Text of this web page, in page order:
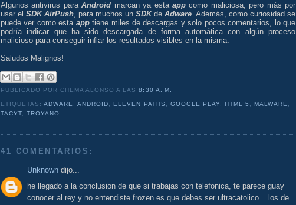
Algunos antivirus paraAndroid marcan ya esta appcomo maliciosa, pero más por
usar el SDK AirPush, para muchos un SDKde Adware. Además, como curiosidad se
puede ver como esta apptiene miles de descargas y solo pocos comentarios, lo que
podría indicar que ha sido descargada de forma automática con algún proceso
malicioso para conseguir inflar los resultados visibles en la misma.
Saludos Malignos!
PUBLICADO POR CHEMA ALONSOA LAS8:30 A. M.
ETIQUETAS:ADWARE ,ANDROID ELEVEN PATHS GOOGLE PLAY HTML 5 MALWARE
TACYT ,TROYANO
41 COMENTARIOS:
Unknown dijo...
he llegado a la conclusion de que si trabajas con telefonica, te parece guay
conocer al rey y no entendiste frozen es que debes ser ultracatolico... los de